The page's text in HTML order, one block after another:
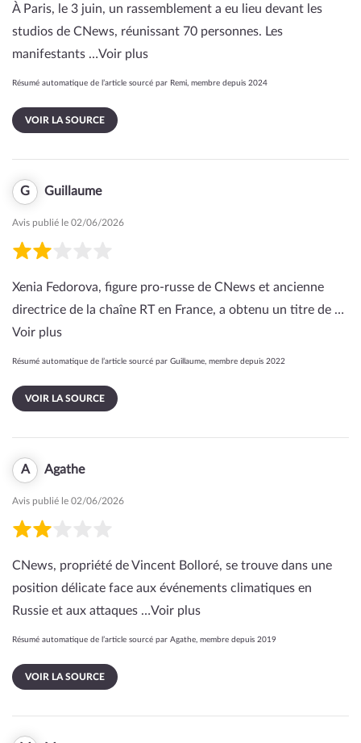
À Paris, le 3 juin, un rassemblement a eu lieu devant les
studios de CNews, réunissant 70 personnes. Les
manifestants …Voir plus
Résumé automatique de l’article sourcé par Remi, membre depuis 2024
VOIR LA SOURCE
G Guillaume
Avis publié le 02/06/2026
Xenia Fedorova, figure pro-russe de CNews et ancienne
directrice de la chaîne RT en France, a obtenu un titre de …
Voir plus
Résumé automatique de l’article sourcé par Guillaume, membre depuis 2022
VOIR LA SOURCE
A Agathe
Avis publié le 02/06/2026
CNews, propriété de Vincent Bolloré, se trouve dans une
position délicate face aux événements climatiques en
Russie et aux attaques …Voir plus
Résumé automatique de l’article sourcé par Agathe, membre depuis 2019
VOIR LA SOURCE